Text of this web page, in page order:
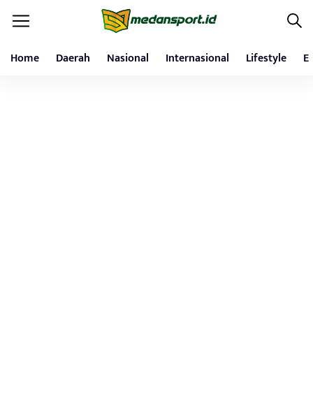
Home Daerah Nasional Internasional Lifestyle